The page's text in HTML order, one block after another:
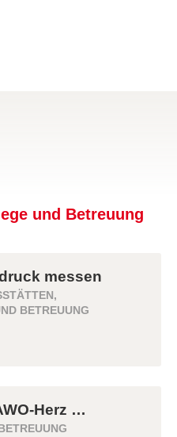
und Betreuung
messen
,
BETREUUNG
Herz …